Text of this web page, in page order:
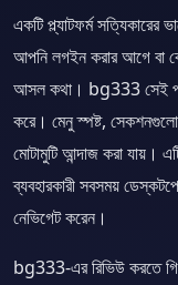
একটি প্ল্যাটফর্ম সত্যিকারের
আপনি লগইন করার আগে বা
আসল কথা। bg333 সেই
করে। মেনু স্পষ্ট,
মোটামুটি আন্দাজ করা যায়।
ব্যবহারকারী সবসময়
নেভিগেট করেন।
bg333-এর রিভিউ করতে